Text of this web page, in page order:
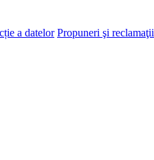
a datelor Propuneri şi reclamaţii